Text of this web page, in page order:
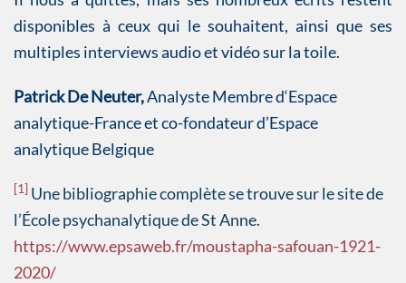
disponibles à ceux qui le souhaitent, ainsi que ses
multiples interviews audio et vidéo sur la toile.
Patrick De Neuter,Analyste Membre d‘Espace
analytique-France et co-fondateur d’Espace
analytique Belgique
[1] Une bibliographie complète se trouve sur le site de
l’École psychanalytique de St Anne.
https://www.epsaweb.fr/moustapha-safouan-1921-
2020/